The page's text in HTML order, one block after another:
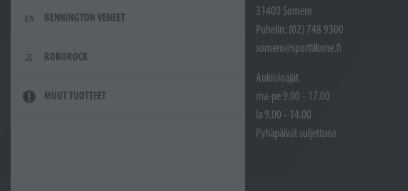
BENNINGTON VENEET
ROBOROCK
MUUT TUOTTEET
31400 Somero
Puhelin: (02) 748 9300
somero@sporttikone.fi
Aukioloajat
ma-pe 9.00 - 17.00
la 9.00 - 14.00
Pyhäpäivät suljettuna